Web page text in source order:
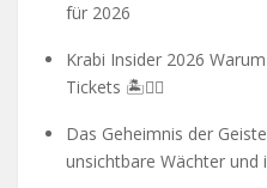
für 2026
Krabi Insider 2026
Tickets 🏝️🧗‍♂️
Das Geheimnis der
unsichtbare Wächter und